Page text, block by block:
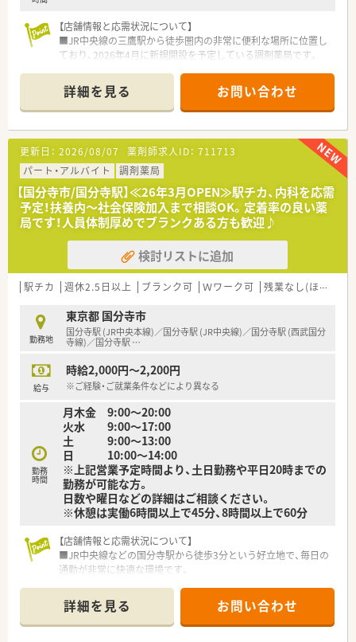
■東京や神奈川、埼玉のエリアを中心に10数店舗の調剤薬局を
展開しており、安定した経営基盤を誇ります。
■社長自身が薬剤師資格を保有しているため現場の気持ちへの
■処方箋がなくても気軽に地域住民が立ち寄れるよう、健康フェ
スタを定期的に開催するなど地域に密着しています。
【店舗情報と応需状況について】
■JR中央線の三鷹駅から徒歩圏内の非常に便利な場所に位置し
ており、2026年4月に新規開設を予定している調剤薬局です。
の対話を通じて健康を支える役割を担っていただきます。
■現在は薬剤師1名と事務スタッフ1名の少人数体制を想定して
おり、一人ひとりの顔が見える風通しの良い職場環境です。
【法人特徴について】
■ITや農業など多角的な事業を展開する大手グループの中核企
業であり、全国に470店舗以上の薬局を展開する安定法人です。
■役職に関わらずフラットに意見交換ができる組織運営を徹底
しており、全員が主役となって行動する方針を掲げています。
■過剰な設備投資を抑えることで利益を社員へ最大限に還元す
る姿勢を持っており、高待遇と働きやすさの向上に努めていま
す。
詳細を見る お問い合わせ
更新日： 2026/08/07 薬剤師求人ID： 711713
パート・アルバイト
調剤薬局
【国分寺市/国分寺駅】≪26年3月OPEN≫駅チカ、内科を応需
予定！扶養内～社会保険加入まで相談OK。定着率の良い薬
局です！人員体制厚めでブランクある方も歓迎♪
検討リストに追加
駅チカ 週休2.5日以上 ブランク可 Ｗワーク可 残業なし(ほぼなし含む)
勤務地
東京都 国分寺市
国分寺駅 (JR中央本線)／国分寺駅 (JR中央線)／国分寺駅 (西武国分
寺線)／国分寺駅 …
給与
時給2,000円～2,200円
※ご経験・ご就業条件などにより異なる
勤務
時間
月木金 9:00～20:00
火水 9:00～17:00
土 9:00～13:00
日 10:00～14:00
※上記営業予定時間より、土日勤務や平日20時までの
勤務が可能な方。
日数や曜日などの詳細はご相談ください。
※休憩は実働6時間以上で45分、8時間以上で60分
【店舗情報と応需状況について】
■JR中央線などの国分寺駅から徒歩3分という好立地で、毎日の
通勤が非常に快適な環境です。
です。
■薬剤師は常勤2名と非常勤4名、事務1～2名の体制を予定して
おり、協力しながら無理なく働ける職場です。
詳細を見る お問い合わせ